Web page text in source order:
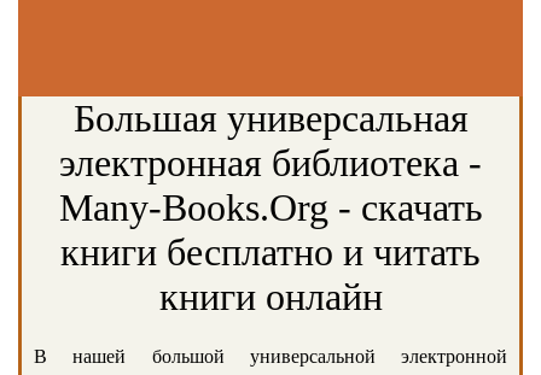
Большая универсальная
электронная библиотека -
Many-Books.Org - скачать
книги бесплатно и читать
книги онлайн
В нашей большой универсальной электронной